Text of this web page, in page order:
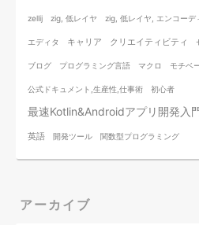
zellij zig, 低レイヤ zig, 低レイヤ, エンコーデ
エディタ キャリア クリエイティビティ
ブログ プログラミング言語 マクロ モチベ
公式ドキュメント,生産性,仕事術 初心者
最速Kotlin&Androidアプリ開発入
英語 開発ツール 関数型プログラミング
アーカイブ